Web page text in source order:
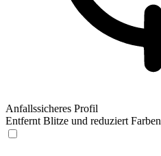
Anfallssicheres Profil
Entfernt Blitze und reduziert Farben